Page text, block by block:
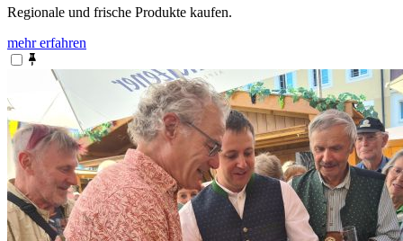
Regionale und frische Produkte kaufen.
mehr erfahren